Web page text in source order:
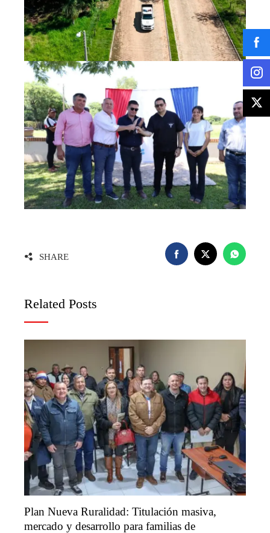
SHARE
Related Posts
Plan Nueva Ruralidad: Titulación masiva,
mercado y desarrollo para familias de